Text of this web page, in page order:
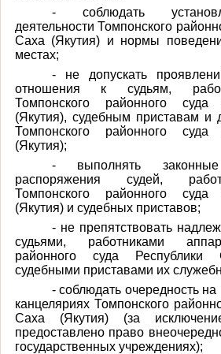
- соблюдать
деятельности Томпонского
Саха (Якутия) и нормы
местах;
- не допускать
отношения к судьям,
Томпонского районного
(Якутия), судебным приставам и
Томпонского районного
(Якутия);
- выполнять
распоряжения судей,
Томпонского районного
(Якутия) и судебных приставов;
- не препятствовать
судьями, работниками
районного суда
судебными приставами их
- соблюдать очередность
канцеляриях Томпонского
Саха (Якутия) (за
предоставлено право
государственных учреждениях);